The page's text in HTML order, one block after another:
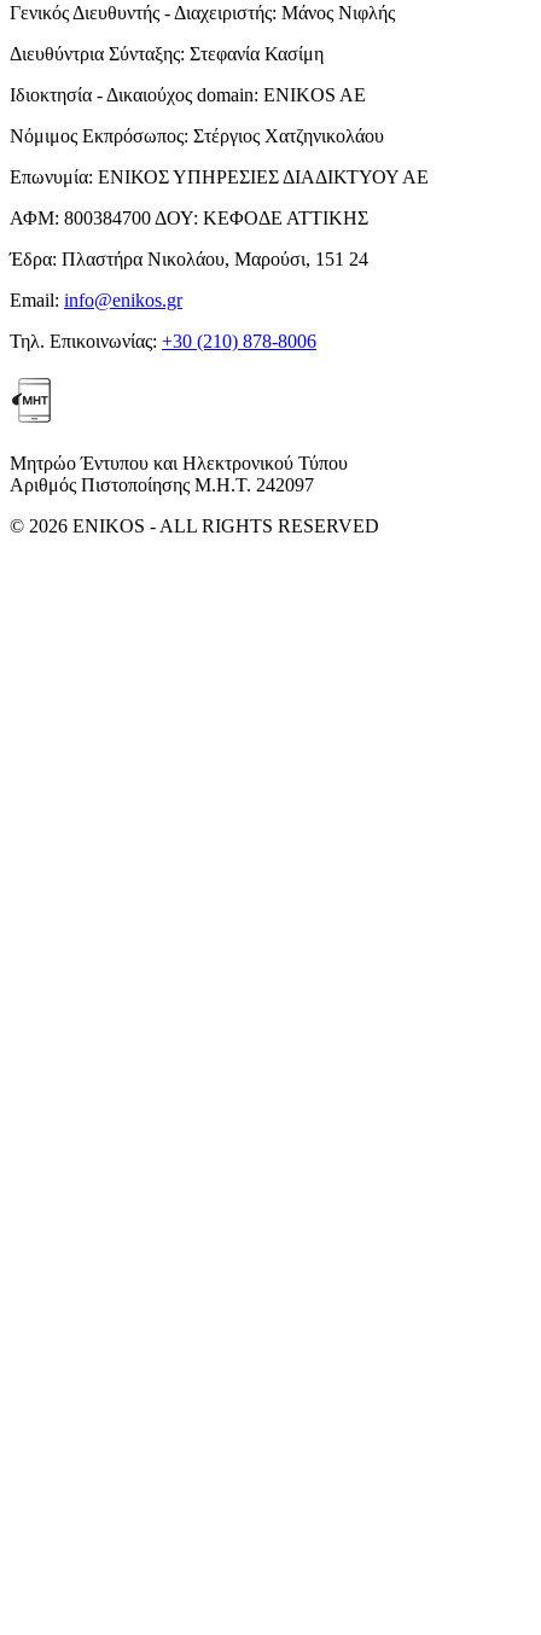
Γενικός Διευθυντής - Διαχειριστής: Μάνος Νιφλής
Διευθύντρια Σύνταξης: Στεφανία Κασίμη
Ιδιοκτησία - Δικαιούχος domain: ENIKOS AE
Νόμιμος Εκπρόσωπος: Στέργιος Χατζηνικολάου
Επωνυμία: ΕΝΙΚΟΣ ΥΠΗΡΕΣΙΕΣ ΔΙΑΔΙΚΤΥΟΥ ΑΕ
ΑΦΜ: 800384700 ΔΟΥ: ΚΕΦΟΔΕ ΑΤΤΙΚΗΣ
Έδρα: Πλαστήρα Νικολάου, Μαρούσι, 151 24
Email: info@enikos.gr
Τηλ. Επικοινωνίας: +30 (210) 878-8006
Μητρώο Έντυπου και Ηλεκτρονικού Τύπου
Αριθμός Πιστοποίησης Μ.Η.Τ. 242097
© 2026 ENIKOS - ALL RIGHTS RESERVED